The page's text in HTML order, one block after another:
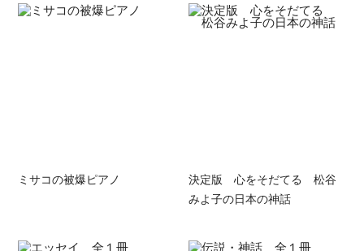
ミサコの被爆ピアノ
決定版 心をそだてる 松谷
みよ子の日本の神話